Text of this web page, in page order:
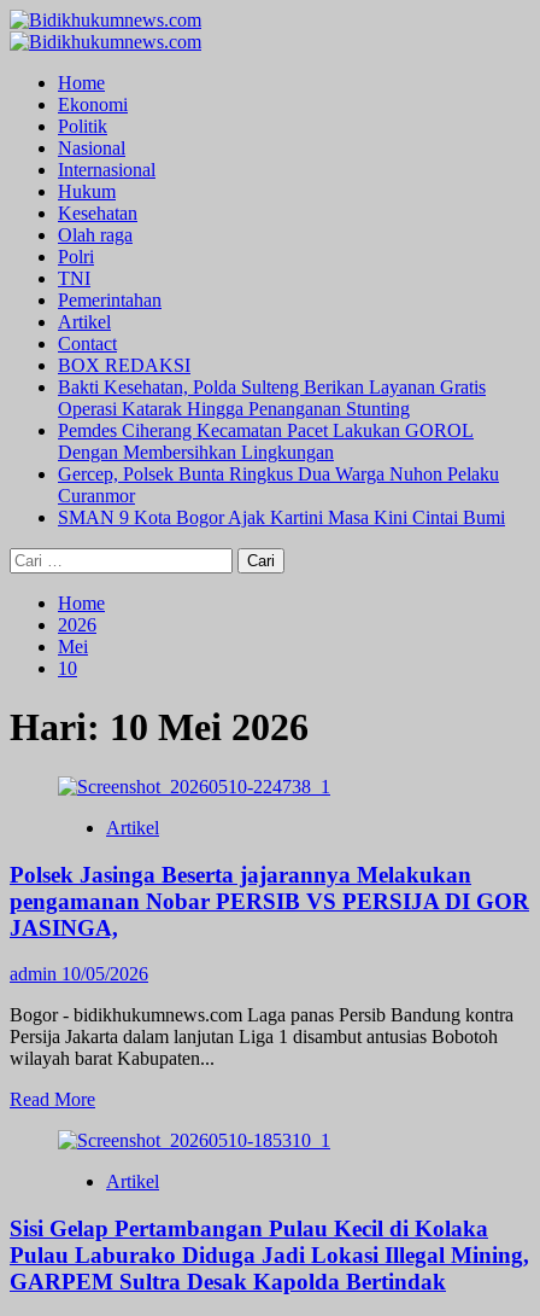
Skip
to
Primary
Home
Ekonomi
Politik
Nasional
Internasional
Hukum
Kesehatan
Olah raga
Polri
TNI
Pemerintahan
Artikel
Contact
BOX REDAKSI
Bakti Kesehatan, Polda Sulteng Berikan Layanan Gratis
Operasi Katarak Hingga Penanganan Stunting
Pemdes Ciherang Kecamatan Pacet Lakukan GOROL
Dengan Membersihkan Lingkungan
Gercep, Polsek Bunta Ringkus Dua Warga Nuhon Pelaku
Curanmor
SMAN 9 Kota Bogor Ajak Kartini Masa Kini Cintai Bumi
Cari
untuk:
Home
2026
Mei
10
Hari: 10 Mei 2026
Artikel
Polsek Jasinga Beserta jajarannya Melakukan
pengamanan Nobar PERSIB VS PERSIJA DI GOR
JASINGA,
admin 10/05/2026
Bogor - bidikhukumnews.com Laga panas Persib Bandung kontra
Persija Jakarta dalam lanjutan Liga 1 disambut antusias Bobotoh
wilayah barat Kabupaten...
Read MoreRead
about
Jasinga
jajarannya
Melakukan
pengamanan
Nobar
Artikel
Sisi Gelap Pertambangan Pulau Kecil di Kolaka
‎Pulau Laburako Diduga Jadi Lokasi Illegal Mining,
GARPEM Sultra Desak Kapolda Bertindak